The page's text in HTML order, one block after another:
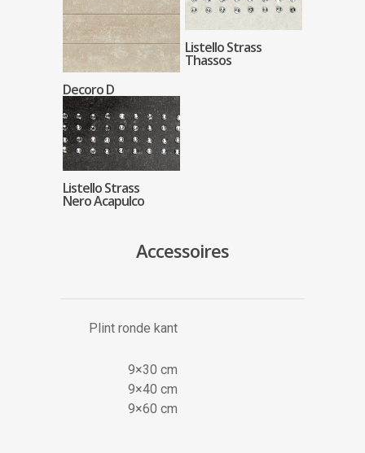
Decoro D
Listello Strass
Thassos
Listello Strass
Nero Acapulco
Accessoires
Plint ronde kant
9×30 cm
9×40 cm
9×60 cm